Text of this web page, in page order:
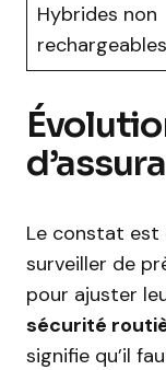
Hybrides non
rechargeables
Le constat est
surveiller de
pour ajuster
sécurité
signifie qu’il